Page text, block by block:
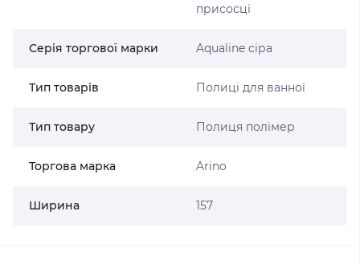
присосці
Серія торгової марки Aqualine сіра
Тип товарів Полиці для ванної
Тип товару Полиця полімер
Торгова марка Arino
Ширина 157